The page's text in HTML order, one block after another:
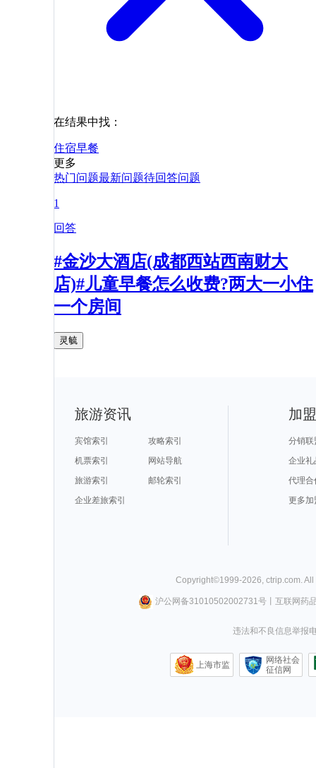
在结果中找：
住宿早餐
更多
热门问题最新问题待回答问题
1
回答
#金沙大酒店(成都西站西南财大
店)#儿童早餐怎么收费?两大一小住
一个房间
灵毓
旅游资讯
宾馆索引
攻略索引
机票索引
网站导航
旅游索引
邮轮索引
企业差旅索引
加
分销联
企业礼
代理合
更多加
Copyright©1999-2026 ctrip.com .
沪公网备31010502002731号丨 互联网药
违法和不良信息举报
上海市监
网络社会
征信网